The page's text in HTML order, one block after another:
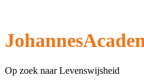
Op zoek naar Levenswijsheid